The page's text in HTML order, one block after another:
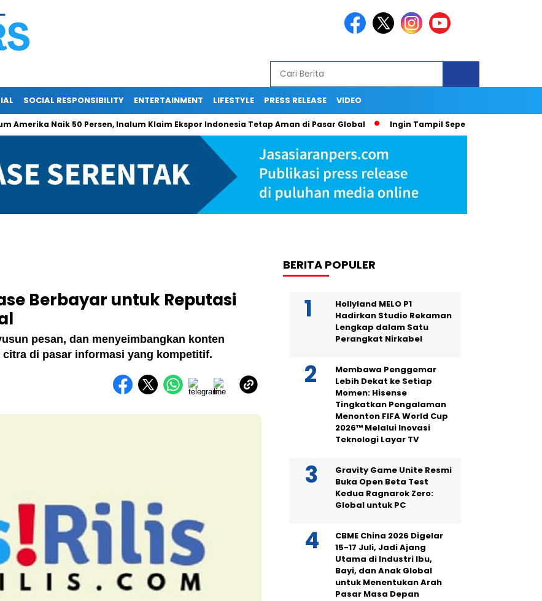
SOCIAL RESPONSIBILITY ENTERTAINMENT LIFESTYLE PRESS RELEASE VIDEO
Naik 50 Persen, Inalum Klaim Ekspor Indonesia Tetap Aman di Pasar Global Ingin Tampil Seperti Seleb di Media? Tak
Berbayar untuk Reputasi
pesan, dan menyeimbangkan konten
di pasar informasi yang kompetitif.
BERITA POPULER
Hollyland MELO P1
Hadirkan Studio Rekaman
Lengkap dalam Satu
Perangkat Nirkabel
Membawa Penggemar
Lebih Dekat ke Setiap
Momen: Hisense
Tingkatkan Pengalaman
Menonton FIFA World Cup
2026™ Melalui Inovasi
Teknologi Layar TV
Gravity Game Unite Resmi
Buka Open Beta Test
Kedua Ragnarok Zero:
Global untuk PC
CBME China 2026 Digelar
15-17 Juli, Jadi Ajang
Utama di Industri Ibu,
Bayi, dan Anak Global
untuk Menentukan Arah
Pasar Masa Depan